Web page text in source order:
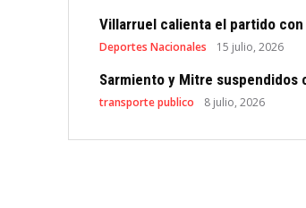
Villarruel calienta el partido
Deportes Nacionales 15 julio, 2026
Sarmiento y Mitre suspendidos
transporte publico 8 julio, 2026